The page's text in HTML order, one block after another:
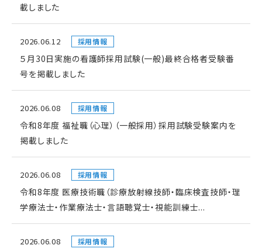
載しました
2026.06.12 採用情報
５月30日実施の看護師採用試験(一般)最終合格者受験番
号を掲載しました
2026.06.08 採用情報
令和8年度 福祉職（心理）（一般採用）採用試験受験案内を
掲載しました
2026.06.08 採用情報
令和8年度 医療技術職（診療放射線技師・臨床検査技師・理
学療法士・作業療法士・言語聴覚士・視能訓練士...
2026.06.08 採用情報